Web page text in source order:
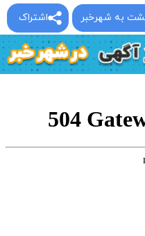
اشتراک به شهرخبر